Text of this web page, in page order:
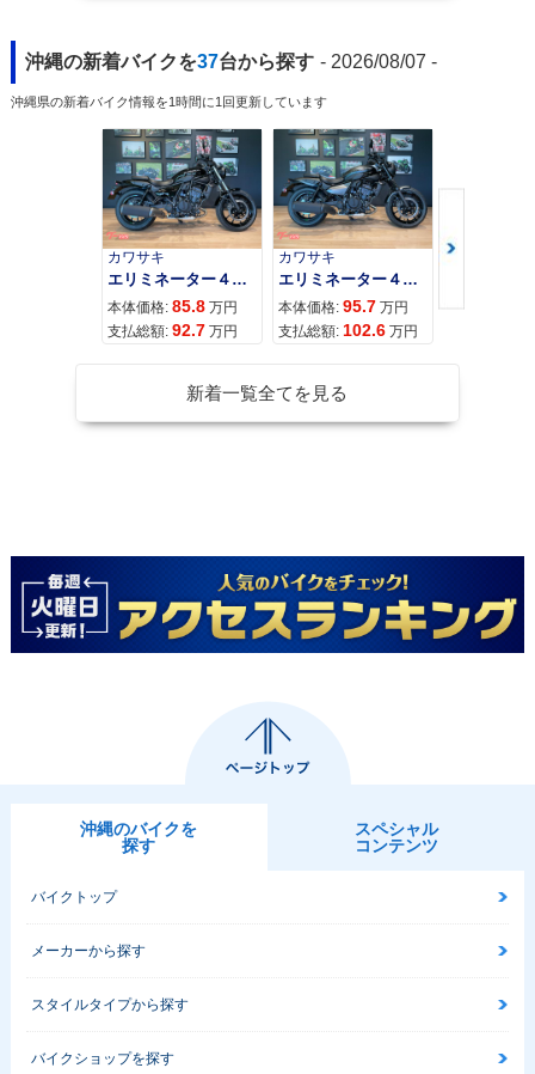
沖縄の新着バイクを37台から探す - 2026/08/07 -
沖縄県の新着バイク情報を1時間に1回更新しています
カワサキ
エリミネーター４００
本体価格: 85.8 万円
支払総額: 92.7 万円
カワサキ
エリミネーター４００ＳＥ
本体価格: 95.7 万円
支払総額: 102.6 万円
カワサキ
本体価格:
新着一覧全てを見る
沖縄のバイクを
探す
スペシャル
コンテンツ
バイクトップ
メーカーから探す
スタイルタイプから探す
バイクショップを探す